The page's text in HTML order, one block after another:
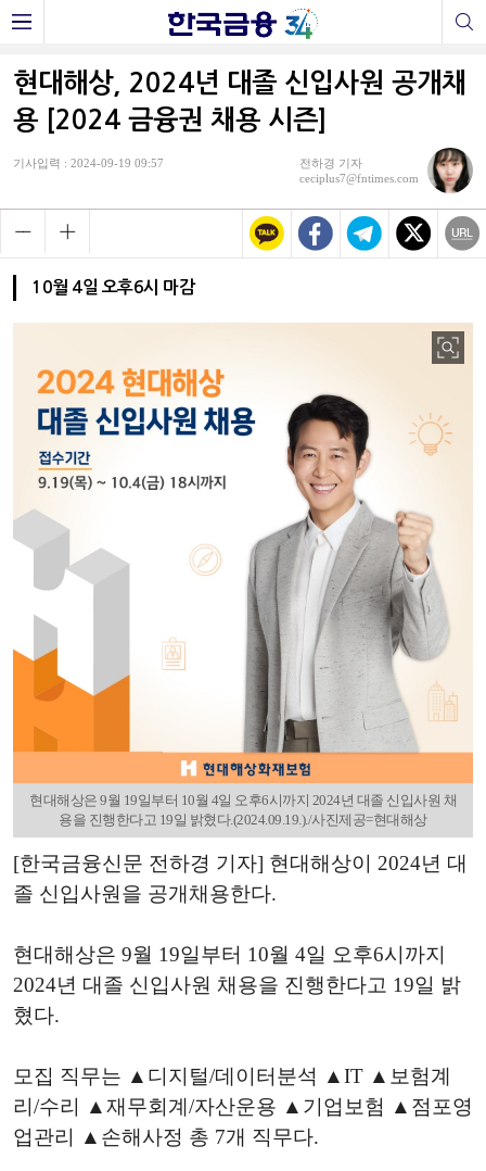
현대해상, 2024년 대졸 신입사원 공개채
용 [2024 금융권 채용 시즌]
기사입력 : 2024-09-19 09:57
전하경 기자
ceciplus7@fntimes.com
10월 4일 오후6시 마감
현대해상은 9월 19일부터 10월 4일 오후6시까지 2024년 대졸 신입사원 채
용을 진행한다고 19일 밝혔다.(2024.09.19.)./사진제공=현대해상
[한국금융신문 전하경 기자] 현대해상이 2024년 대
졸 신입사원을 공개채용한다.
현대해상은 9월 19일부터 10월 4일 오후6시까지
2024년 대졸 신입사원 채용을 진행한다고 19일 밝
혔다.
모집 직무는 ▲디지털/데이터분석 ▲IT ▲보험계
리/수리 ▲재무회계/자산운용 ▲기업보험 ▲점포영
업관리 ▲손해사정 총 7개 직무다.